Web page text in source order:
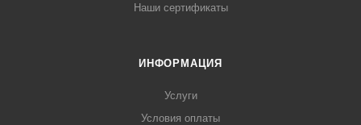
Наши сертификаты
ИНФОРМАЦИЯ
Услуги
Условия оплаты